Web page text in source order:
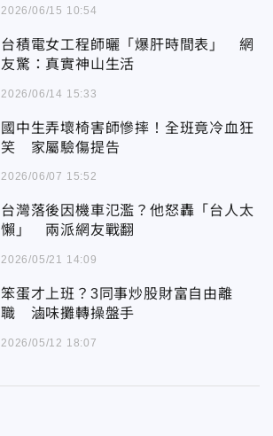
2026/06/15 10:54
台積電女工程師曬「爆肝時間表」 網
友驚：真實神山生活
2026/06/14 15:33
國中生弄壞椅害師慘摔！全班竟冷血狂
笑 家屬驗傷提告
2026/06/07 15:52
台灣落後因機車氾濫？他怒轟「台人太
懶」 兩派網友戰翻
2026/05/21 14:09
笨蛋才上班？3同事炒股財富自由離
職 滷味攤轉操盤手
2026/05/12 18:07